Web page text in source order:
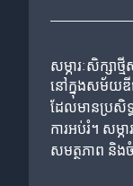
សម្ភារៈសិក្សាថ្
នៅក្នុងសម័យឌី
ដែលមានប្រសិទ្
ការអប់រំ។ សម្ភ
សមត្ថភាព និង